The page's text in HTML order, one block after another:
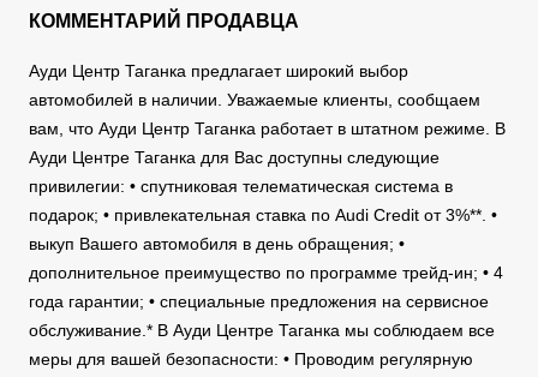
КОММЕНТАРИЙ ПРОДАВЦА
Ауди Центр Таганка предлагает широкий выбор
автомобилей в наличии. Уважаемые клиенты, сообщаем
вам, что Ауди Центр Таганка работает в штатном режиме. В
Ауди Центре Таганка для Вас доступны следующие
привилегии: • спутниковая телематическая система в
подарок; • привлекательная ставка по Audi Credit от 3%**. •
выкуп Вашего автомобиля в день обращения; •
дополнительное преимущество по программе трейд-ин; • 4
года гарантии; • специальные предложения на сервисное
обслуживание.* В Ауди Центре Таганка мы соблюдаем все
меры для вашей безопасности: • Проводим регулярную